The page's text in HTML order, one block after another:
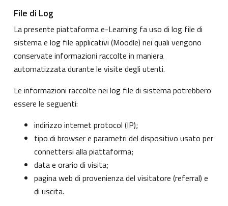
File di Log
La presente piattaforma e-Learning fa uso di log file di
sistema e log file applicativi (Moodle) nei quali vengono
conservate informazioni raccolte in maniera
automatizzata durante le visite degli utenti.
Le informazioni raccolte nei log file di sistema potrebbero
essere le seguenti:
indirizzo internet protocol (IP);
tipo di browser e parametri del dispositivo usato per
connettersi alla piattaforma;
data e orario di visita;
pagina web di provenienza del visitatore (referral) e
di uscita.